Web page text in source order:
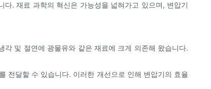
. 재료 과학의 혁신은 가능성을 넓혀가고 있으며, 변압기
및 절연에 광물유와 같은 재료에 크게 의존해 왔습니다.
전달할 수 있습니다. 이러한 개선으로 인해 변압기의 효율